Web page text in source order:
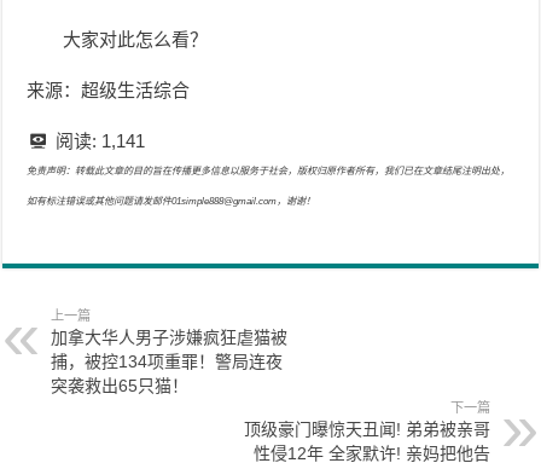
大家对此怎么看？
来源：超级生活综合
阅读: 1,141
免责声明：转载此文章的目的旨在传播更多信息以服务于社会，版权归原作者所有，我们已在文章结尾注明出处，
如有标注错误或其他问题请发邮件01simple888@gmail.com，谢谢！
上一篇
加拿大华人男子涉嫌疯狂虐猫被
捕，被控134项重罪！警局连夜
突袭救出65只猫！
下一篇
顶级豪门曝惊天丑闻! 弟弟被亲哥
性侵12年 全家默许! 亲妈把他告